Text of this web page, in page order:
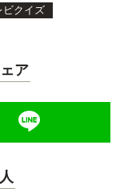
ビクイズ
ア